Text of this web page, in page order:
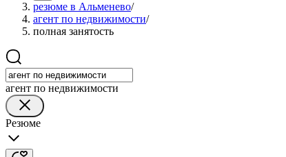
резюме в Альменево/
агент по недвижимости/
полная занятость
агент по недвижимости
Резюме